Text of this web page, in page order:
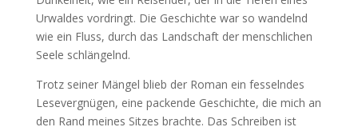
Urwaldes vordringt. Die Geschichte war so wandelnd
wie ein Fluss, durch das Landschaft der menschlichen
Seele schlängelnd.
Trotz seiner Mängel blieb der Roman ein fesselndes
Lesevergnügen, eine packende Geschichte, die mich an
den Rand meines Sitzes brachte. Das Schreiben ist